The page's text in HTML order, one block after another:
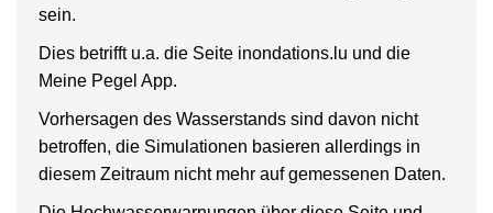
sein.
Dies betrifft u.a. die Seite inondations.lu und die
Meine Pegel App.
Vorhersagen des Wasserstands sind davon nicht
betroffen, die Simulationen basieren allerdings in
diesem Zeitraum nicht mehr auf gemessenen Daten.